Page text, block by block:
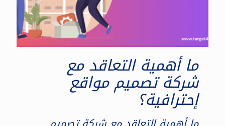
ما أهمية التعاقد مع
شركة تصميم مواقع
إحترافية؟